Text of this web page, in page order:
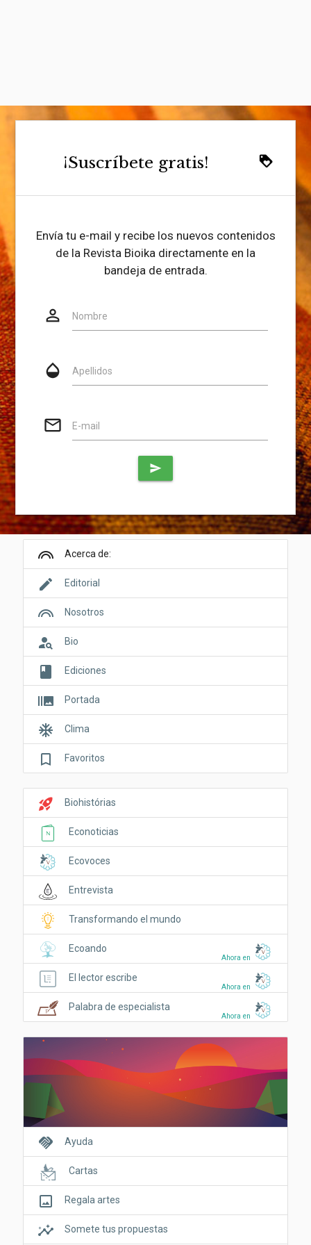
loyalty
¡Suscríbete gratis!
Envía tu e-mail y recibe los nuevos contenidos
de la Revista Bioika directamente en la
bandeja de entrada.
person_outline Nombre
opacity Apellidos
mail_outline E-mail
Website
send
looks Acerca de:
edit Editorial
looks Nosotros
person_search Bio
book Ediciones
burst_mode Portada
ac_unit Clima
bookmark_border Favoritos
rocket_launch Biohistórias
Econoticias
Ecovoces
Entrevista
Transformando el mundo
Ahora en
Ecoando
Ahora en
El lector escribe
Ahora en
Palabra de especialista
handshake Ayuda
Cartas
crop_original Regala artes
insights Somete tus propuestas